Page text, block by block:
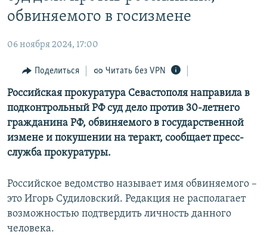
главной
Вернутся
поиску
КАРТА ВОЕННЫХ ОБЪЕКТОВ КРЫМА
ИСТОРИЯ
ИНТЕРАКТИВ
ИНФОГРАФИКА
ТЕЛЕПРОЕКТ КРЫМ.РЕАЛИИ
СОВЕТЫ ПРАВОЗАЩИТНИКОВ
ПРОПАВШИЕ БЕЗ ВЕСТИ
ПОБЕДИТЕЛЕЙ НЕ СУДЯТ?
КРЫМ.НЕПОКОРЕННЫЙ
ELIFBE
УКРАИНСКАЯ ПРОБЛЕМА КРЫМА
РАДІО СВОБОДА
КАК ОБОЙТИ БЛОКИРОВКУ
Українською
Qırımtatar
ПРИСОЕДИНЯЙТЕСЬ!
обвиняемого в госизмене
06 ноября 2024, 17:00
Поделиться Читать без VPN
Российская прокуратура Севастополя направила в
подконтрольный РФ суд дело против 30-летнего
гражданина РФ, обвиняемого в государственной
измене и покушении на теракт, сообщает пресс-
служба прокуратуры.
Российское ведомство называет имя обвиняемого –
это Игорь Судиловский. Редакция не располагает
возможностью подтвердить личность данного
человека.